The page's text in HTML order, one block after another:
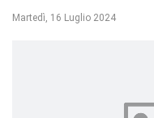
Martedì, 16 Luglio 2024